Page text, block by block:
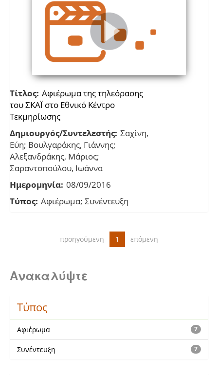
Τίτλος: Αφιέρωμα της τηλεόρασης
του ΣΚΑΪ στο Εθνικό Κέντρο
Τεκμηρίωσης
Δημιουργός/Συντελεστής: Σαχίνη,
Εύη; Βουλγαράκης, Γιάννης;
Αλεξανδράκης, Μάριος;
Σαραντοπούλου, Ιωάννα
Ημερομηνία: 08/09/2016
Τύπος: Αφιέρωμα; Συνέντευξη
προηγούμενη 1 επόμενη
Ανακαλύψτε
Τύπος
7
Αφιέρωμα
7
Συνέντευξη